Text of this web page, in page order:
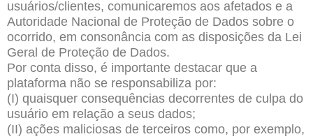
usuários/clientes, comunicaremos aos afetados e a
Autoridade Nacional de Proteção de Dados sobre o
ocorrido, em consonância com as disposições da Lei
Geral de Proteção de Dados.
Por conta disso, é importante destacar que a
plataforma não se responsabiliza por:
(I) quaisquer consequências decorrentes de culpa do
usuário em relação a seus dados;
(II) ações maliciosas de terceiros como, por exemplo,